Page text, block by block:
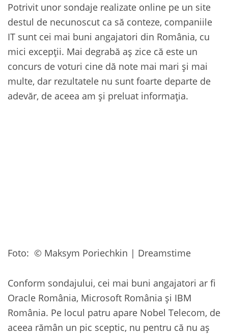
Potrivit unor sondaje realizate online pe un site
destul de necunoscut ca să conteze, companiile
IT sunt cei mai buni angajatori din România, cu
mici excepții. Mai degrabă aș zice că este un
concurs de voturi cine dă note mai mari și mai
multe, dar rezultatele nu sunt foarte departe de
adevăr, de aceea am și preluat informația.
Foto: © Maksym Poriechkin | Dreamstime
Conform sondajului, cei mai buni angajatori ar fi
Oracle România, Microsoft România și IBM
România. Pe locul patru apare Nobel Telecom, de
aceea rămân un pic sceptic, nu pentru că nu aș